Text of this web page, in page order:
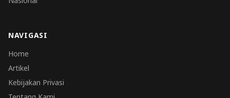
NAVIGASI
Home
Artikel
Kebijakan Privasi